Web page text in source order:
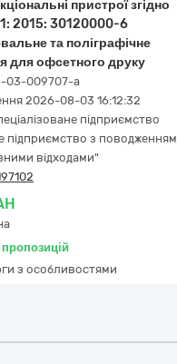
пристрої згідно
2015: 30120000-6
та поліграфічне
для офсетного друку
03-009707-a
2026-08-03 16:12:32
підприємство
підприємство з поводженням
відходами"
з особливостями